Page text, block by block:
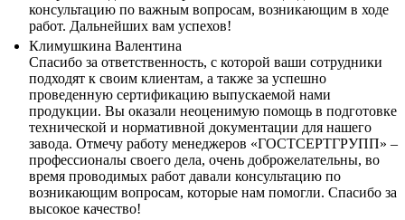
консультацию по важным вопросам, возникающим в ходе
работ. Дальнейших вам успехов!
Климушкина Валентина
Спасибо за ответственность, с которой ваши сотрудники
подходят к своим клиентам, а также за успешно
проведенную сертификацию выпускаемой нами
продукции. Вы оказали неоценимую помощь в подготовке
технической и нормативной документации для нашего
завода. Отмечу работу менеджеров «ГОСТСЕРТГРУПП» –
профессионалы своего дела, очень доброжелательны, во
время проводимых работ давали консультацию по
возникающим вопросам, которые нам помогли. Спасибо за
высокое качество!